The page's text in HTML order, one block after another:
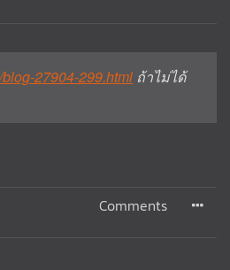
27904-299.html ถ้าไม่ได้
Comments